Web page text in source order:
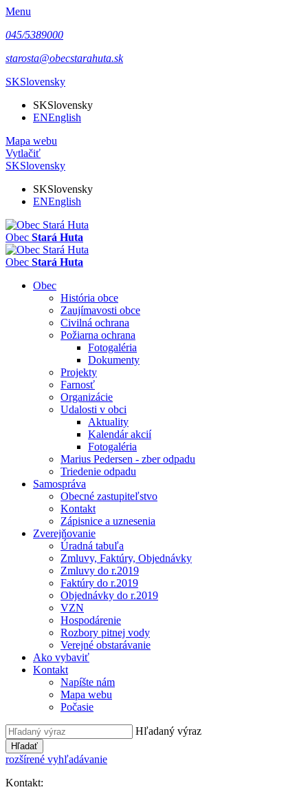
Menu
045/5389000
starosta@obecstarahuta.sk
SKSlovensky
SKSlovensky
ENEnglish
Mapa webu
Vytlačiť
SKSlovensky
SKSlovensky
ENEnglish
Obec Stará Huta
Obec Stará Huta
Obec
História obce
Zaujímavosti obce
Civilná ochrana
Požiarna ochrana
Fotogaléria
Dokumenty
Projekty
Farnosť
Organizácie
Udalosti v obci
Aktuality
Kalendár akcií
Fotogaléria
Marius Pedersen - zber odpadu
Triedenie odpadu
Samospráva
Obecné zastupiteľstvo
Kontakt
Zápisnice a uznesenia
Zverejňovanie
Úradná tabuľa
Zmluvy, Faktúry, Objednávky
Zmluvy do r.2019
Faktúry do r.2019
Objednávky do r.2019
VZN
Hospodárenie
Rozbory pitnej vody
Verejné obstarávanie
Ako vybaviť
Kontakt
Napíšte nám
Mapa webu
Počasie
Hľadaný výraz
Hľadať
rozšírené vyhľadávanie
Kontakt: